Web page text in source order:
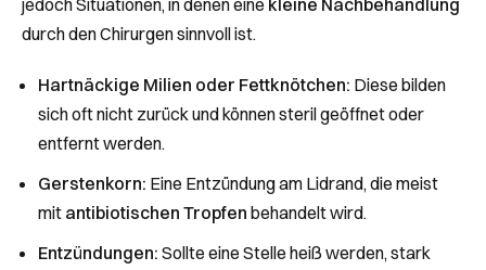
jedoch Situationen, in denen eine kleine Nachbehandlung
durch den Chirurgen sinnvoll ist.
Hartnäckige Milien oder Fettknötchen: Diese bilden
sich oft nicht zurück und können steril geöffnet oder
entfernt werden.
Gerstenkorn: Eine Entzündung am Lidrand, die meist
mit antibiotischen Tropfen behandelt wird.
Entzündungen: Sollte eine Stelle heiß werden, stark